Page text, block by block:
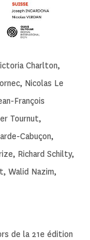
Charlton,
Nicolas Le
François
Tournut,
Cabuçon,
Richard Schilty,
Walid Nazim,
de la 21e édition